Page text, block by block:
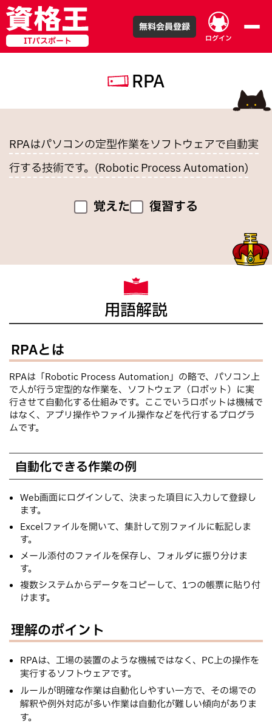
ITパスポート ログイン
無料会員登録
RPA
RPAはパソコンの定型作業をソフトウェアで自動実
行する技術です。(Robotic Process Automation)
覚えた 復習する
用語解説
RPAとは
RPAは「Robotic Process Automation」の略で、パソコン上
で人が行う定型的な作業を、ソフトウェア（ロボット）に実
行させて自動化する仕組みです。ここでいうロボットは機械で
はなく、アプリ操作やファイル操作などを代行するプログラ
ムです。
自動化できる作業の例
Web画面にログインして、決まった項目に入力して登録し
ます。
Excelファイルを開いて、集計して別ファイルに転記しま
す。
メール添付のファイルを保存し、フォルダに振り分けま
す。
複数システムからデータをコピーして、1つの帳票に貼り付
けます。
理解のポイント
RPAは、工場の装置のような機械ではなく、PC上の操作を
実行するソフトウェアです。
ルールが明確な作業は自動化しやすい一方で、その場での
解釈や例外対応が多い作業は自動化が難しい傾向がありま
す。